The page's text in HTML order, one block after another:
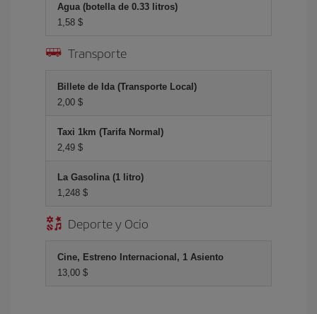
Agua (botella de 0.33 litros)
1,58 $
Transporte
Billete de Ida (Transporte Local)
2,00 $
Taxi 1km (Tarifa Normal)
2,49 $
La Gasolina (1 litro)
1,248 $
Deporte y Ocio
Cine, Estreno Internacional, 1 Asiento
13,00 $